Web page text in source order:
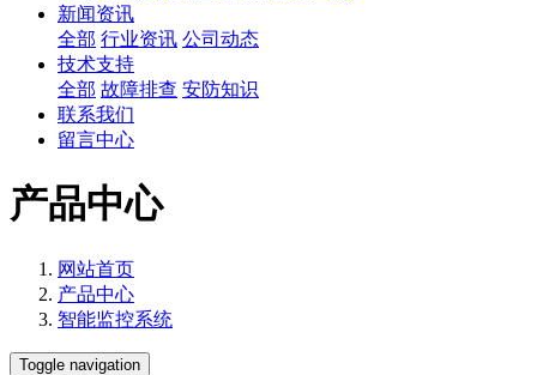
新闻资讯
全部 行业资讯 公司动态
技术支持
全部 故障排查 安防知识
联系我们
留言中心
产品中心
网站首页
产品中心
智能监控系统
Toggle navigation